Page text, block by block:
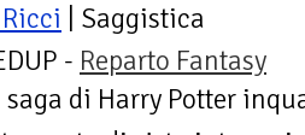
| Saggistica
- Reparto Fantasy
di Harry Potter